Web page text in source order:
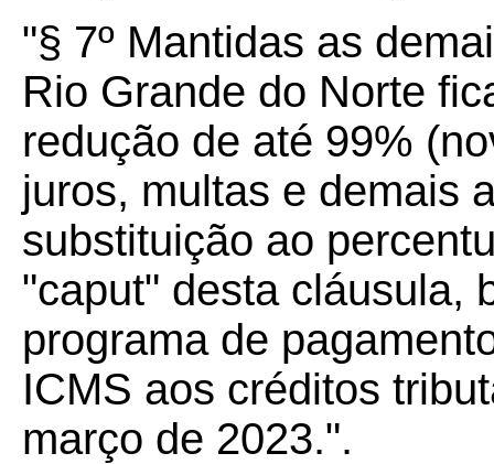
"§ 7º Mantidas as
Rio Grande do Norte
redução de até 99%
juros, multas e demais
substituição ao
"caput" desta cláusula,
programa de
ICMS aos créditos
março de 2023.".